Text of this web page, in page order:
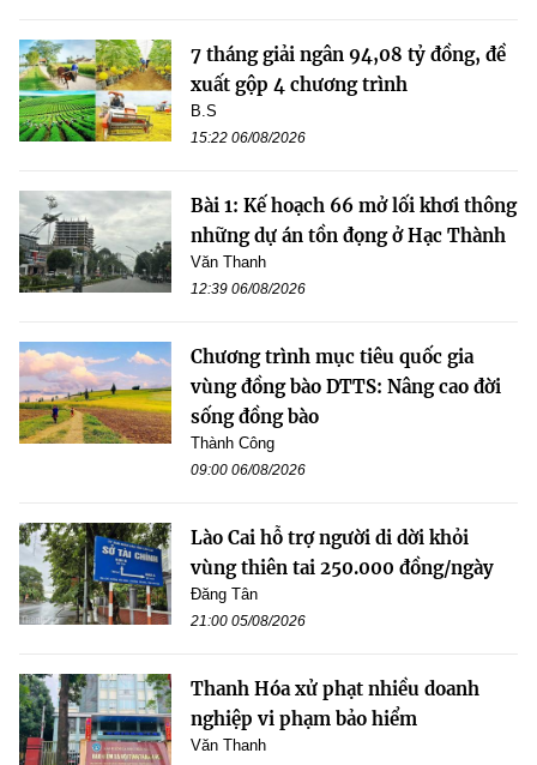
7 tháng giải ngân 94,08 tỷ đồng, đề
xuất gộp 4 chương trình
B.S
15:22 06/08/2026
Bài 1: Kế hoạch 66 mở lối khơi thông
những dự án tồn đọng ở Hạc Thành
Văn Thanh
12:39 06/08/2026
Chương trình mục tiêu quốc gia
vùng đồng bào DTTS: Nâng cao đời
sống đồng bào
Thành Công
09:00 06/08/2026
Lào Cai hỗ trợ người di dời khỏi
vùng thiên tai 250.000 đồng/ngày
Đăng Tân
21:00 05/08/2026
Thanh Hóa xử phạt nhiều doanh
nghiệp vi phạm bảo hiểm
Văn Thanh